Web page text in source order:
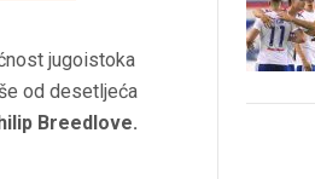
jugoistoka
od desetljeća
Breedlove.